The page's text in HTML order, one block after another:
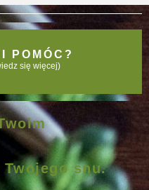
POMÓC?
się więcej)
snu.